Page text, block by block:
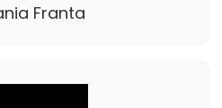
Franta